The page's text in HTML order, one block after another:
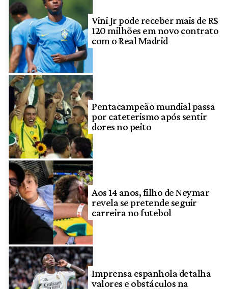
Vini Jr pode receber mais de R$
120 milhões em novo contrato
com o Real Madrid
Pentacampeão mundial passa
por cateterismo após sentir
dores no peito
Aos 14 anos, filho de Neymar
revela se pretende seguir
carreira no futebol
Imprensa espanhola detalha
valores e obstáculos na